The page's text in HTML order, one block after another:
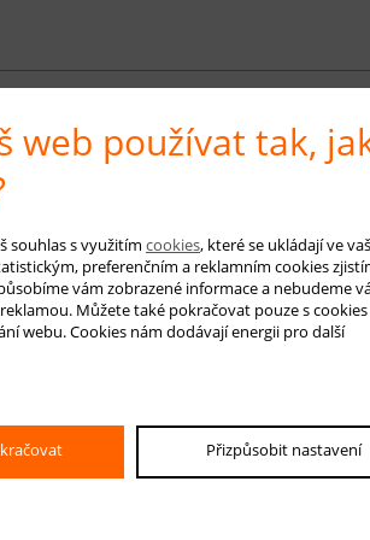
a příjemné na dotek, a to díky použití
jejich hmotnost je 1400 g/m2. Technologie,
výhodami syntetických koberců. Koberce z
pro každý interiér. V této kolekci Cosina
modrá, žlutá
aby se zabránilo jejich zašlapání do
web používat tak,
souhlas s využitím cookies, které se ukládají ve
preferenčním a reklamním cookies
vám zobrazené informace a nebudeme
Můžete také pokračovat pouze s cookies
webu. Cookies nám dodávají energii pro další
Přizpůsobit nastavení